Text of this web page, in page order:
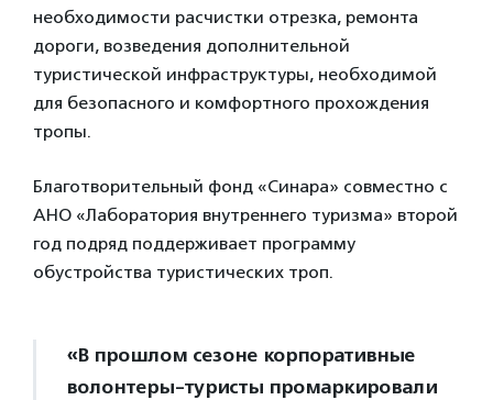
необходимости расчистки отрезка, ремонта
дороги, возведения дополнительной
туристической инфраструктуры, необходимой
для безопасного и комфортного прохождения
тропы.
Благотворительный фонд «Синара» совместно с
АНО «Лаборатория внутреннего туризма» второй
год подряд поддерживает программу
обустройства туристических троп.
«В прошлом сезоне корпоративные
волонтеры-туристы промаркировали